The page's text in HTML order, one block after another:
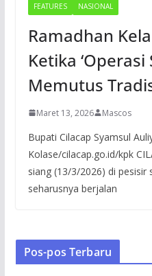
FEATURES NASIONAL
Ramadhan
Ketika ‘Operasi
Memutus
Maret 13, 2026 Mascos
Bupati Cilacap Syamsul
Kolase/cilacap.go.id/kpk
siang (13/3/2026) di pesisir
seharusnya berjalan
Pos-pos Terbaru